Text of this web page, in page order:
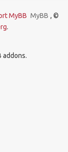
MyBB MyBB , ©
.
addons.